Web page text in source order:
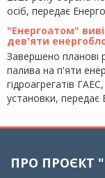
осіб, передає
"Енергоатом"
дев'яти
Завершено планові
палива на п'яти
гідроагрегатів
установки,
ПРО ПРОЄКТ